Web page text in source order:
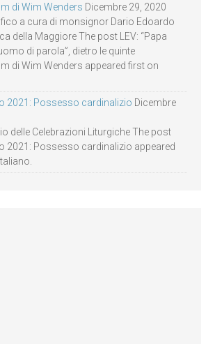
di Wim Wenders Dicembre 29, 2020
a cura di monsignor Dario Edoardo
della Maggiore The post LEV: “Papa
di parola”, dietro le quinte
di Wim Wenders appeared first on
2021: Possesso cardinalizio Dicembre
delle Celebrazioni Liturgiche The post
2021: Possesso cardinalizio appeared